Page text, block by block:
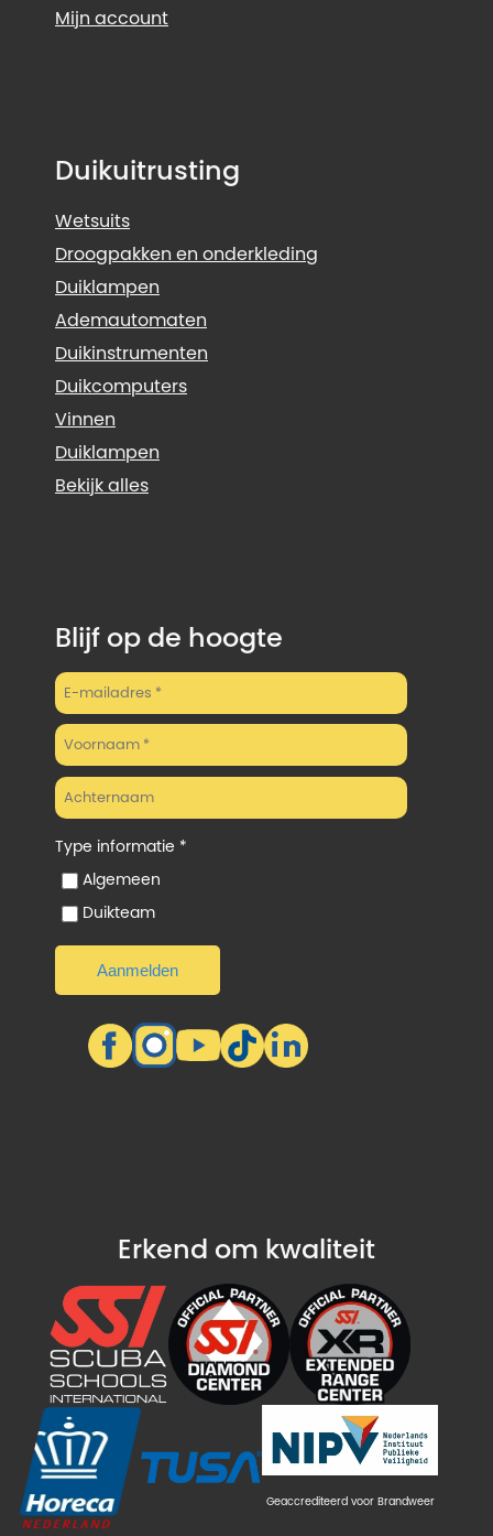
Mijn account
Duikuitrusting
Wetsuits
Droogpakken en onderkleding
Duiklampen
Ademautomaten
Duikinstrumenten
Duikcomputers
Vinnen
Duiklampen
Bekijk alles
Blijf op de hoogte
Type informatie *
Algemeen
Duikteam
Erkend om kwaliteit
Geaccrediteerd voor Brandweer